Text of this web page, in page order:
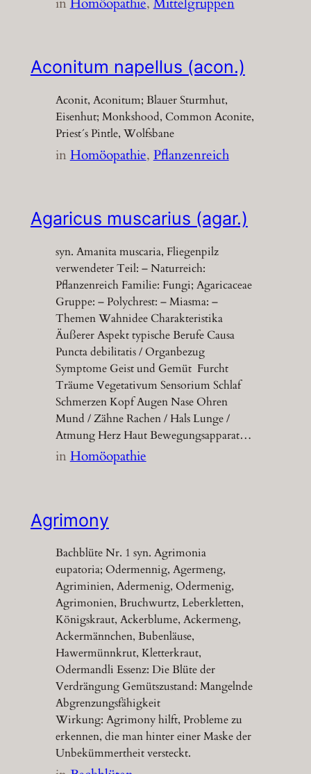
Aconitum napellus (acon.)
Aconit, Aconitum; Blauer Sturmhut,
Eisenhut; Monkshood, Common Aconite,
Priest´s Pintle, Wolfsbane
inHomöopathie, Pflanzenreich
Agaricus muscarius (agar.)
syn. Amanita muscaria, Fliegenpilz
verwendeter Teil: – Naturreich:
Pflanzenreich Familie: Fungi; Agaricaceae
Gruppe: – Polychrest: – Miasma: –
Themen Wahnidee Charakteristika
Äußerer Aspekt typische Berufe Causa
Puncta debilitatis / Organbezug
Symptome Geist und Gemüt Furcht
Träume Vegetativum Sensorium Schlaf
Schmerzen Kopf Augen Nase Ohren
Mund / Zähne Rachen / Hals Lunge /
Atmung Herz Haut Bewegungsapparat…
inHomöopathie
Agrimony
Bachblüte Nr. 1 syn. Agrimonia
eupatoria; Odermennig, Agermeng,
Agriminien, Adermenig, Odermenig,
Agrimonien, Bruchwurtz, Leberkletten,
Königskraut, Ackerblume, Ackermeng,
Ackermännchen, Bubenläuse,
Hawermünnkrut, Kletterkraut,
Odermandli Essenz: Die Blüte der
Verdrängung Gemütszustand: Mangelnde
Abgrenzungsfähigkeit
Wirkung: Agrimony hilft, Probleme zu
erkennen, die man hinter einer Maske der
Unbekümmertheit versteckt.